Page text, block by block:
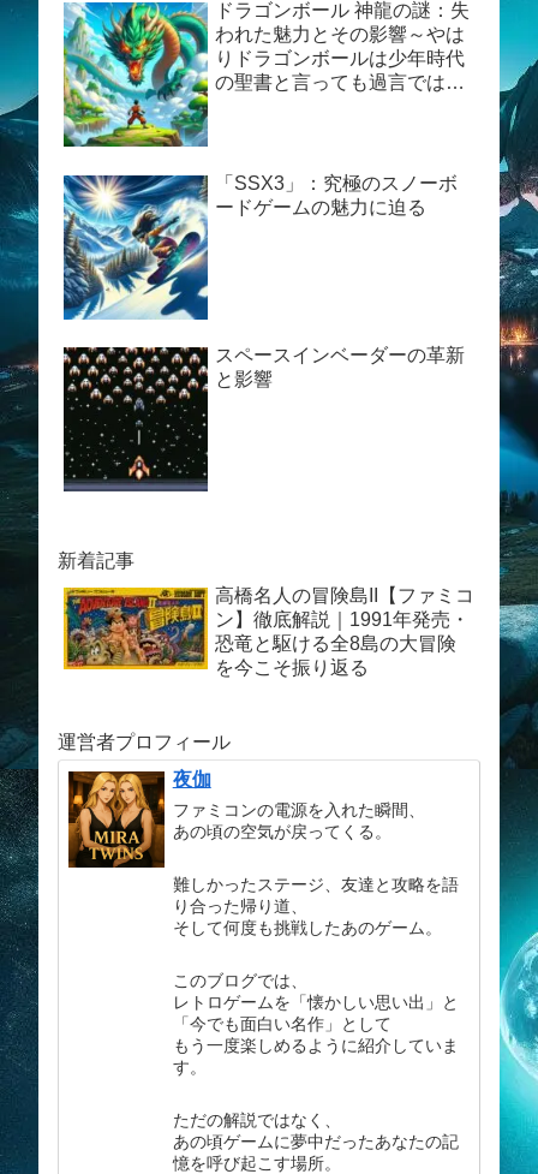
ドラゴンボール 神龍の謎：失
われた魅力とその影響～やは
りドラゴンボールは少年時代
の聖書と言っても過言ではあ
「SSX3」：究極のスノーボ
ードゲームの魅力に迫る
スペースインベーダーの革新
と影響
新着記事
高橋名人の冒険島II【ファミコ
ン】徹底解説｜1991年発売・
恐竜と駆ける全8島の大冒険
を今こそ振り返る
運営者プロフィール
夜伽
ファミコンの電源を入れた瞬間、
あの頃の空気が戻ってくる。
難しかったステージ、友達と攻略を語
り合った帰り道、
そして何度も挑戦したあのゲーム。
このブログでは、
レトロゲームを「懐かしい思い出」と
「今でも面白い名作」として
もう一度楽しめるように紹介していま
す。
ただの解説ではなく、
あの頃ゲームに夢中だったあなたの記
憶を呼び起こす場所。